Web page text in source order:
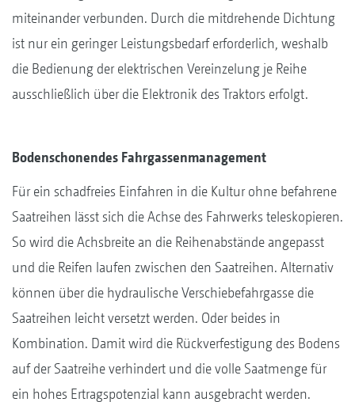
miteinander verbunden. Durch die mitdrehende Dichtung
ist nur ein geringer Leistungsbedarf erforderlich, weshalb
die Bedienung der elektrischen Vereinzelung je Reihe
ausschließlich über die Elektronik des Traktors erfolgt.
Bodenschonendes Fahrgassenmanagement
Für ein schadfreies Einfahren in die Kultur ohne befahrene
Saatreihen lässt sich die Achse des Fahrwerks teleskopieren.
So wird die Achsbreite an die Reihenabstände angepasst
und die Reifen laufen zwischen den Saatreihen. Alternativ
können über die hydraulische Verschiebefahrgasse die
Saatreihen leicht versetzt werden. Oder beides in
Kombination. Damit wird die Rückverfestigung des Bodens
auf der Saatreihe verhindert und die volle Saatmenge für
ein hohes Ertragspotenzial kann ausgebracht werden.